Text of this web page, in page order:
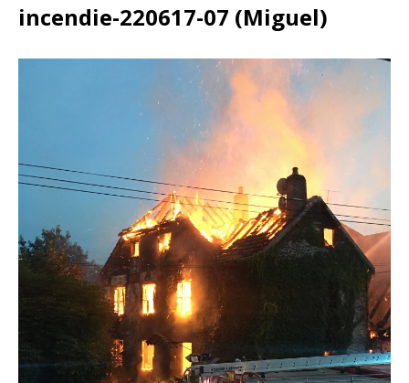
incendie-220617-07 (Miguel)